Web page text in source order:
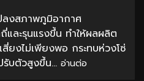
ลงสภาพภูมิอากาศ
ละรุนแรงขึ้น ทำให้ผลผลิต
ยงไม่เพียงพอ กระทบห่วงโซ่
บตัวสูงขึ้น... อ่านต่อ